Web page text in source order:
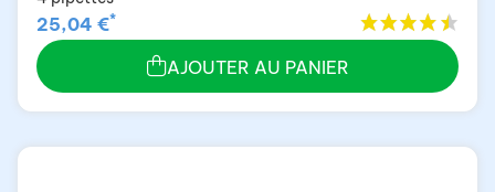
25,04 €*
AJOUTER AU PANIER